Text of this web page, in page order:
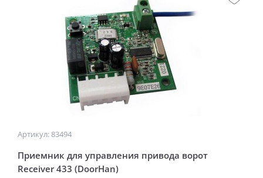
Артикул: 83494
Приемник для управления привода ворот
Receiver 433 (DoorHan)